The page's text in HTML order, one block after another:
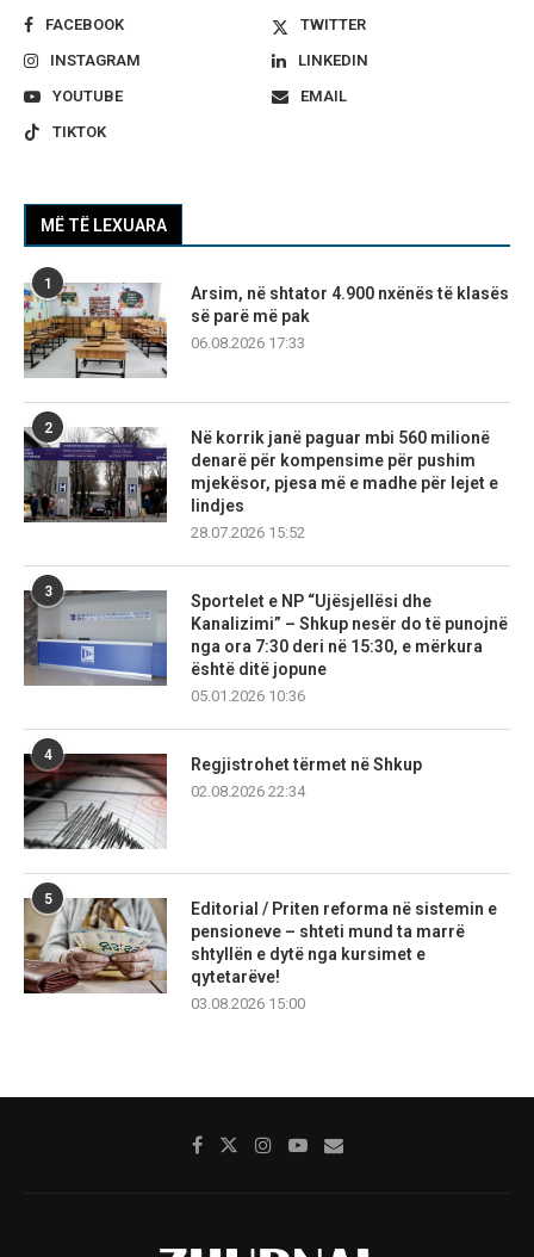
FACEBOOK
TWITTER
INSTAGRAM
LINKEDIN
YOUTUBE
EMAIL
TIKTOK
MË TË LEXUARA
1
Arsim, në shtator 4.900 nxënës të klasës
së parë më pak
06.08.2026 17:33
2
Në korrik janë paguar mbi 560 milionë
denarë për kompensime për pushim
mjekësor, pjesa më e madhe për lejet e
lindjes
28.07.2026 15:52
3
Sportelet e NP “Ujësjellësi dhe
Kanalizimi” – Shkup nesër do të punojnë
nga ora 7:30 deri në 15:30, e mërkura
është ditë jopune
05.01.2026 10:36
4
Regjistrohet tërmet në Shkup
02.08.2026 22:34
5
Editorial / Priten reforma në sistemin e
pensioneve – shteti mund ta marrë
shtyllën e dytë nga kursimet e
qytetarëve!
03.08.2026 15:00